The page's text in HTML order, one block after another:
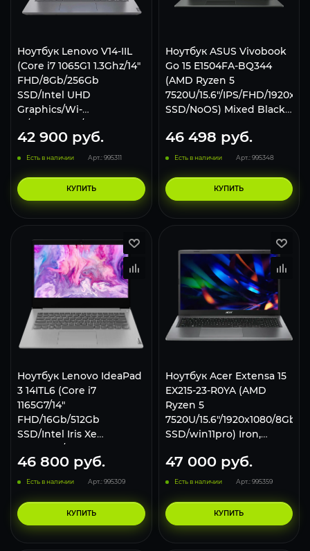
Ноутбук Lenovo V14-IIL
(Core i7 1065G1 1.3Ghz/14"
FHD/8Gb/256Gb
SSD/Intel UHD
Graphics/Wi-
Fi/Bluetooth/Win 10 Pro)
82C400S6RU, Grey
42 900 руб.
Есть в наличии Арт.: 995311
КУПИТЬ
Ноутбук ASUS Vivobook
Go 15 E1504FA-BQ344
(AMD Ryzen 5
7520U/15.6"/IPS/FHD/
SSD/NoOS) Mixed Black,
46 498 руб.
Есть в наличии Арт.: 995348
КУПИТЬ
Ноутбук Lenovo IdeaPad
3 14ITL6 (Core i7
1165G7/14"
FHD/16Gb/512Gb
SSD/Intel Iris Xe
Graphics/no OS) Grey
46 800 руб.
Есть в наличии Арт.: 995309
КУПИТЬ
Ноутбук Acer Extensa 15
EX215-23-R0YA (AMD
Ryzen 5
7520U/15.6"/1920x1080/8Gb/
SSD/win11pro) Iron,
47 000руб.
Есть в наличии Арт.: 995359
КУПИТЬ